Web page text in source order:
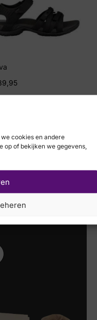
cookies en andere
op of bekijken we gegevens,